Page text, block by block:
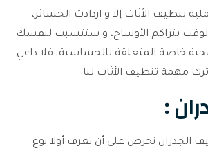
تنظيف الأثاث إلا و ازدادت الخسائر،
بتراكم الأوساخ، و ستتسبب لنفسك
خاصة المتعلقة بالحساسية، فلا داعي
مهمة تنظيف الأثاث لنا.
:
الجدران نحرص على أن نعرف أولا نوع